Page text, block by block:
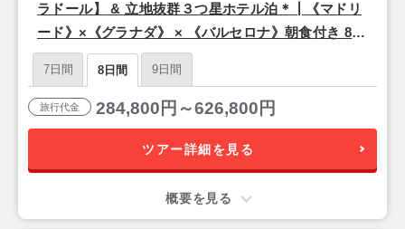
ラドール】 & 立地抜群３つ星ホテル泊＊┃《マドリ
ード》×《グラナダ》 × 《バルセロナ》朝食付き 8日
間【成田発/カタール航空利用】
7日間 8日間 9日間
旅行代金 284,800円～626,800円
ツアー詳細を見る
概要を見る